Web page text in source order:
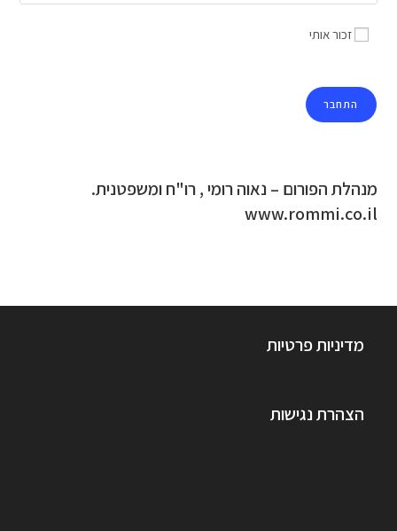
זכור אותי
מנהלת הפורום – נאוה רומי , רו"ח ומשפטנית.
www.rommi.co.il
מדיניות פרטיות
הצהרת נגישות